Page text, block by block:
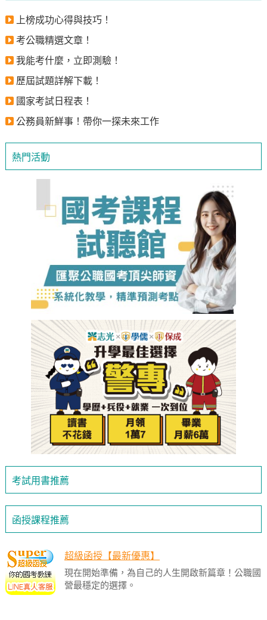
上榜成功心得與技巧！
考公職精選文章！
我能考什麼，立即測驗！
歷屆試題詳解下載！
國家考試日程表！
公務員新鮮事！帶你一探未來工作
熱門活動
考試用書推薦
函授課程推薦
超級函授【最新優惠】
現在開始準備，為自己的人生開啟新篇章！公職國
營最穩定的選擇。